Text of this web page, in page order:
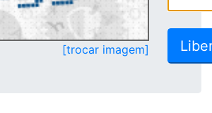
[trocar imagem]